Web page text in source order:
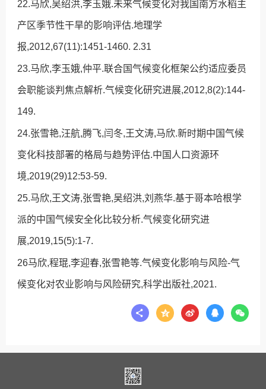
22.马欣,吴绍洪,李玉娥.未来气候变化对我国南方水稻主
产区季节性干旱的影响评估.地理学
报,2012,67(11):1451-1460. 2.31
23.马欣,李玉娥,仲平.联合国气候变化框架公约适应委员
会职能谈判焦点解析.气候变化研究进展,2012,8(2):144-
149.
24.张雪艳,汪航,腾飞,闫冬,王文涛,马欣.新时期中国气候
变化科技部署的格局与趋势评估.中国人口资源环
境,2019(29)12:53-59.
25.马欣,王文涛,张雪艳,吴绍洪,刘燕华.基于哥本哈根学
派的中国气候安全化比较分析.气候变化研究进
展,2019,15(5):1-7.
26马欣,程琨,李迎春,张雪艳等.气候变化影响与风险-气
候变化对农业影响与风险研究,科学出版社,2021.